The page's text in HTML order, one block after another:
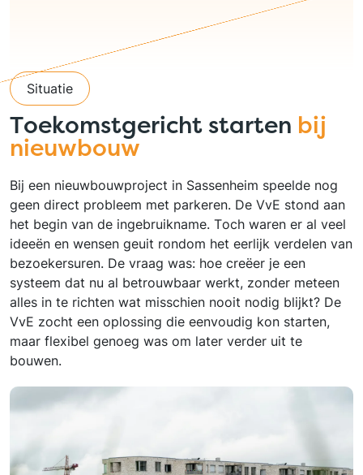
Situatie
Toekomstgericht starten bij
nieuwbouw
Bij een nieuwbouwproject in Sassenheim speelde nog
geen direct probleem met parkeren. De VvE stond aan
het begin van de ingebruikname. Toch waren er al veel
ideeën en wensen geuit rondom het eerlijk verdelen van
bezoekersuren. De vraag was: hoe creëer je een
systeem dat nu al betrouwbaar werkt, zonder meteen
alles in te richten wat misschien nooit nodig blijkt? De
VvE zocht een oplossing die eenvoudig kon starten,
maar flexibel genoeg was om later verder uit te
bouwen.